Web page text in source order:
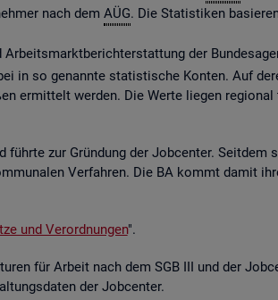
nach dem AÜG. Die Sta­tis­ti­ken
der
in so ge­nann­te sta­tis­ti­sche Kon­ten. Auf
er­mit­telt wer­den. Die Werte lie­gen
zur Grün­dung der Job­cen­ter.
Ver­fah­ren. Die BA kommt damit
und Ver­ord­nun­gen".
für Ar­beit nach dem SGB III und der
der Job­cen­ter.